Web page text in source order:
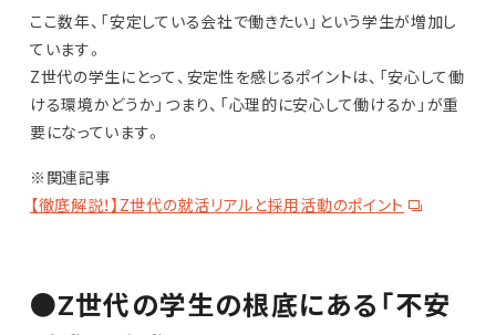
ここ数年、「安定している会社で働きたい」という学生が増加し
ています。
Z世代の学生にとって、安定性を感じるポイントは、「安心して働
ける環境かどうか」つまり、「心理的に安心して働けるか」が重
要になっています。
※関連記事
【徹底解説！】Z世代の就活リアルと採用活動のポイント
●Z世代の学生の根底にある「不安